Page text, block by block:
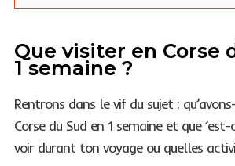
Que visiter en Corse
1 semaine ?
Rentrons dans le vif du sujet :
Corse du Sud en 1 semaine et que
voir durant ton voyage ou quelles